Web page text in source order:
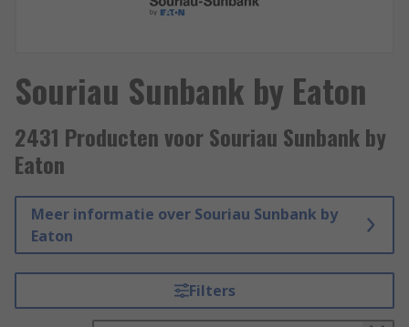
Souriau Sunbank by Eaton
2431 Producten voor Souriau Sunbank by
Eaton
Meer informatie over Souriau Sunbank by
Eaton
Filters